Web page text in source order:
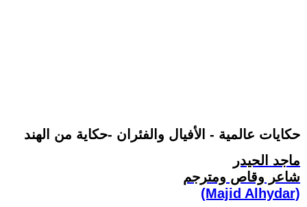
حكايات عالمية - الأفيال والفئران -حكاية من الهند
ماجد الحيدر
شاعر وقاص ومترجم
(Majid Alhydar)